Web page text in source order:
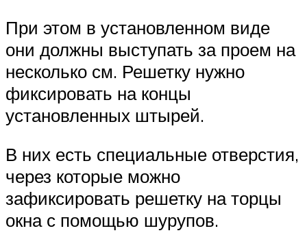
При этом в установленном виде
они должны выступать за проем на
несколько см. Решетку нужно
фиксировать на концы
установленных штырей.
В них есть специальные отверстия,
через которые можно
зафиксировать решетку на торцы
окна с помощью шурупов.